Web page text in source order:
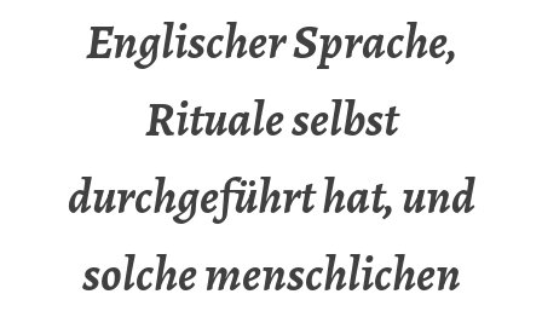
Englischer Sprache,
Rituale selbst
durchgeführt hat, und
solche menschlichen